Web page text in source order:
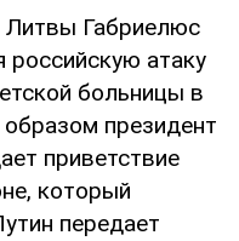
Литвы Габриелюс
российскую атаку
больницы в
президент
приветствие
который
передает